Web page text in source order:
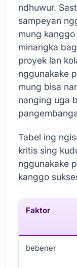
ndhuwur.
sampeyan
mung
minangka
proyek lan
nggunakake
mung bisa
nanging uga
Tabel ing
kritis sing
nggunakake
kanggo
Faktor
bebener